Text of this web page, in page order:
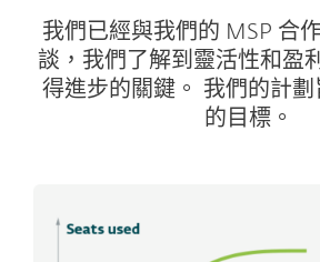
我們已經與我們的 MSP 合
談，我們了解到靈活性和盈
得進步的關鍵。 我們的計劃
的目標。